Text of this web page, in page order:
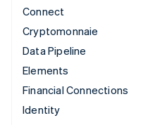
Connect
Cryptomonnaie
Data Pipeline
Elements
Financial Connections
Identity